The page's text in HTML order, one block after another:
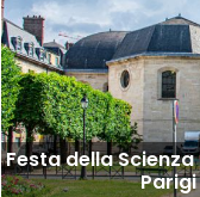
Festa della